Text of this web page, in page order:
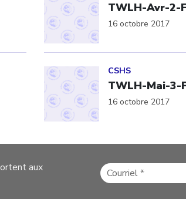
TWLH-Avr-2-
16 octobre 2017
CSHS
TWLH-Mai-3-
16 octobre 2017
aux